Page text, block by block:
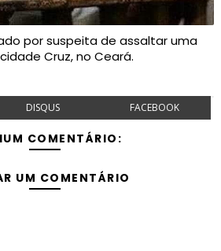
por suspeita de assaltar uma
Cruz, no Ceará.
DISQUS FACEBOOK
COMENTÁRIO:
UM COMENTÁRIO